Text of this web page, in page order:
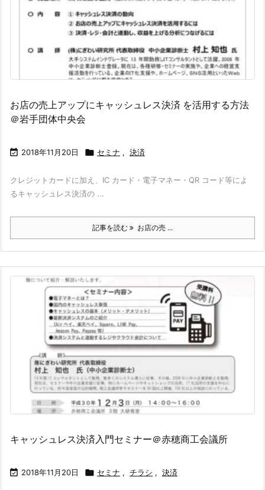
お店の売上アップにキャッシュレス決済 を活用する方法
＠岩手団体中央会
 2018年11月20日  セミナ , 決済
クレジットカードに加え、IC カード・電子マネー・QR コード等によ
るキャッシュレス決済の ...
記事を読む お店の売 ...
キャッシュレス決済入門セミナー＠赤穂商工会議所
 2018年11月20日  セミナ , チラシ , 決済